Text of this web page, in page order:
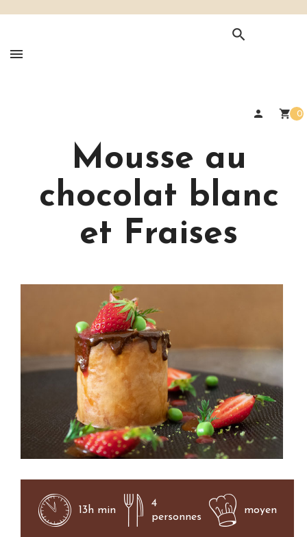

person shopping_cart 0
Mousse au
chocolat blanc
et Fraises
13h min
4
personnes
moyen